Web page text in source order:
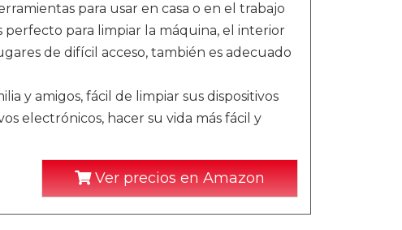
para usar en casa o en el trabajo
perfecto para limpiar la máquina, el interior
de difícil acceso, también es adecuado
y amigos, fácil de limpiar sus dispositivos
electrónicos, hacer su vida más fácil y
Ver precios en Amazon